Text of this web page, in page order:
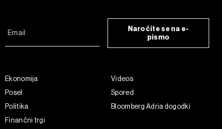
Naročite se na e-
pismo
Ekonomija
Posel
Politika
Finančni trgi
Videos
Spored
Bloomberg Adria dogodki